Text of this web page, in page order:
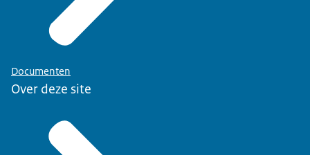
Documenten
Over deze site